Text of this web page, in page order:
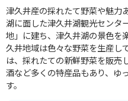
津久井産の採れたて野菜や魅力
湖に面した津久井湖観光センタ
地」に建ち、津久井湖の景色を
久井地域は色々な野菜を生産し
は、採れたての新鮮野菜を販売
酒など多くの特産品もあり、ゆ
す。